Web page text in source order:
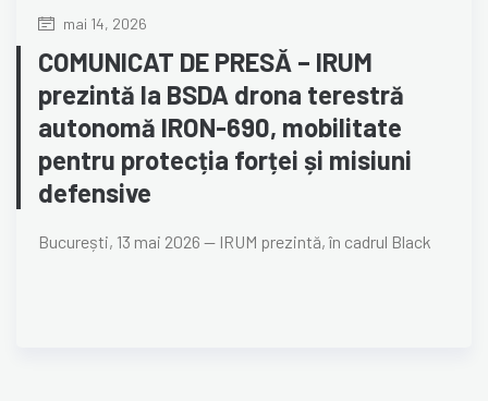
mai 14, 2026
COMUNICAT DE PRESĂ – IRUM
prezintă la BSDA drona terestră
autonomă IRON-690, mobilitate
pentru protecția forței și misiuni
defensive
București, 13 mai 2026 — IRUM prezintă, în cadrul Black